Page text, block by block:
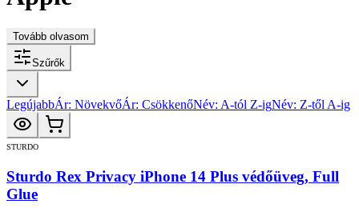
Tovább olvasom
Szűrők
LegújabbÁr: NövekvőÁr: CsökkenőNév: A-tól Z-igNév: Z-től A-ig
STURDO
Sturdo Rex Privacy iPhone 14 Plus védőüveg, Full
Glue